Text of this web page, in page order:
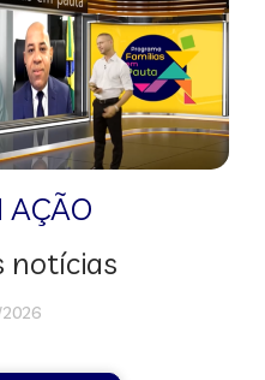
AÇÃO
notícias